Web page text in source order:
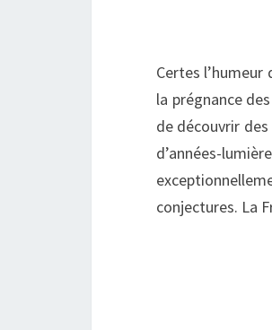
Certes
la prégnance
de découvrir
d’années-
conjectures. La